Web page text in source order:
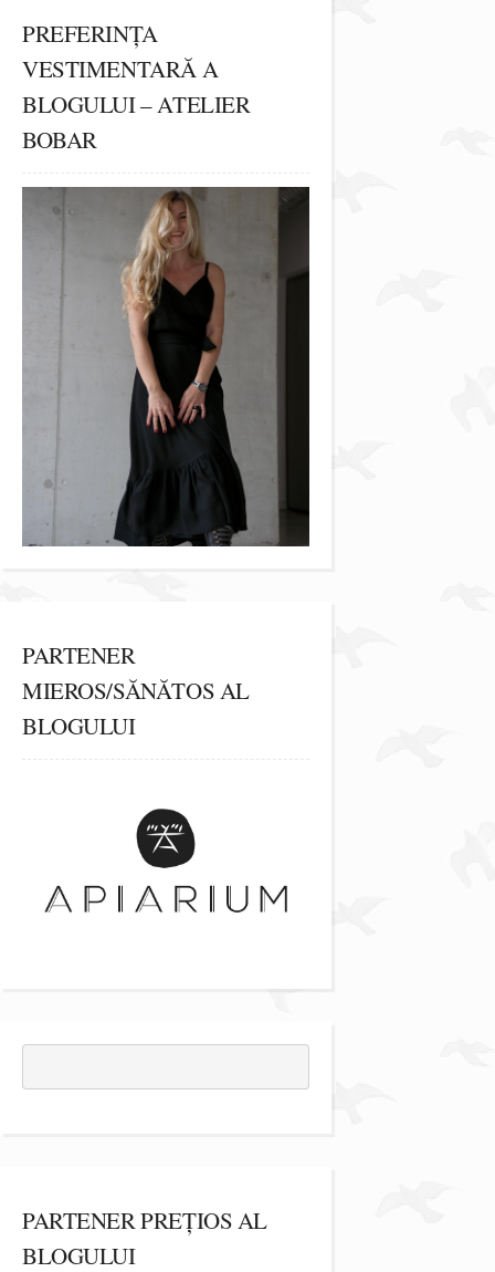
PREFERINȚA
VESTIMENTARĂ A
BLOGULUI – ATELIER
BOBAR
PARTENER
MIEROS/SĂNĂTOS AL
BLOGULUI
PARTENER PREȚIOS AL
BLOGULUI